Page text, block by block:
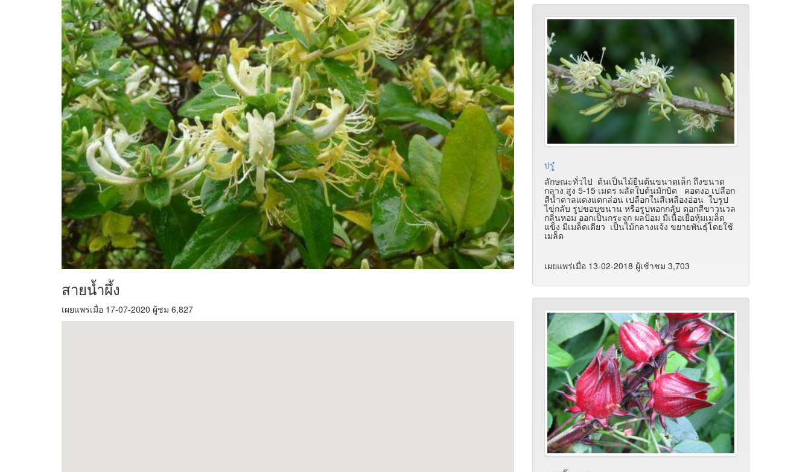
สายน้ำผึ้ง
เผยแพร่เมื่อ 17-07-2020 ผู้ชม 6,827
ปรู๋
ลักษณะทั่วไป ต้นเป็นไม้ยืนต้นขนาดเล็ก ถึงขนาด
กลาง สูง 5-15 เมตร ผลัดใบต้นมักบิด คอดงอ เปลือก
สีน้ำตาลแดงแตกล่อน เปลือกในสีเหลืองอ่อน ใบรูป
ไข่กลับ รูปขอบขนาน หรือรูปหอกกลับ ดอกสีขาวนวล
กลิ่นหอม ออกเป็นกระจุก ผลป้อม มีเนื้อเยื่อหุ้มเมล็ด
แข็ง มีเมล็ดเดียว เป็นไม้กลางแจ้ง ขยายพันธุ์โดยใช้
เมล็ด
เผยแพร่เมื่อ 13-02-2018 ผู้เช้าชม 3,703